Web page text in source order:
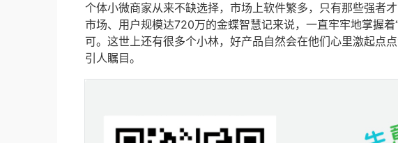
个体小微商家从来不缺选择，市场上软件繁多，只有那些强者
市场、用户规模达720万的金蝶智慧记来说，一直牢牢地掌握
可。这世上还有很多个小林，好产品自然会在他们心里激起点
引人瞩目。